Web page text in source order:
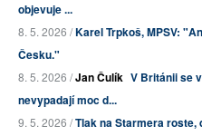
objevuje ...
8. 5. 2026 /Karel Trpkoš, MPSV:
Česku."
8. 5. 2026 /Jan Čulík V Británii se
nevypadají moc d...
9. 5. 2026 /Tlak na Starmera